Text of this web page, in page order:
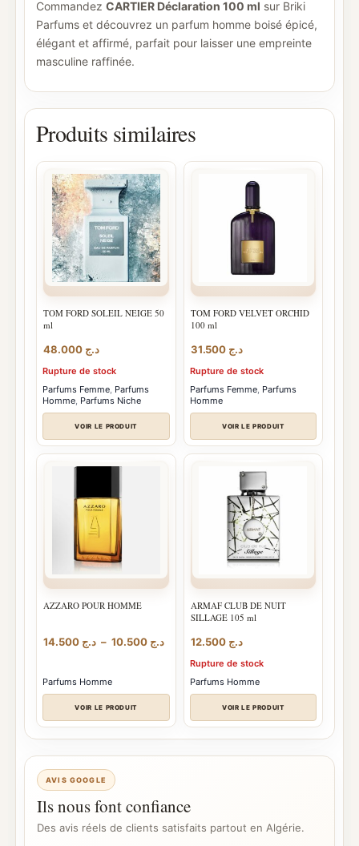
Commandez CARTIER Déclaration 100 ml sur Briki
Parfums et découvrez un parfum homme boisé épicé,
élégant et affirmé, parfait pour laisser une empreinte
masculine raffinée.
Produits similaires
TOM FORD SOLEIL NEIGE 50
ml
د.ج
Rupture de stock
Parfums Femme, Parfums
Homme, Parfums Niche
VOIR LE PRODUIT
TOM FORD VELVET ORCHID
100 ml
د.ج 31.500
Rupture de stock
Parfums Femme, Parfums
Homme
VOIR LE PRODUIT
AZZARO POUR HOMME
د.ج – د.ج
Plage
د.ج 10.500
à
Parfums Homme
VOIR LE PRODUIT
ARMAF CLUB DE NUIT
SILLAGE 105 ml
د.ج 12.500
Rupture de stock
Parfums Homme
VOIR LE PRODUIT
AVIS GOOGLE
Ils nous font confiance
Des avis réels de clients satisfaits partout en Algérie.